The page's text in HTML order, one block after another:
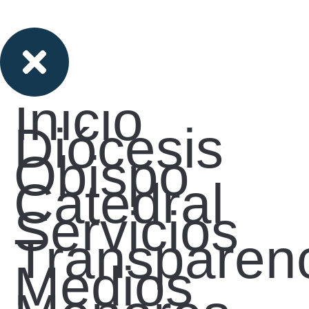
Inicio
Diócesis
Obispo
Catedral
Servicios
Medios